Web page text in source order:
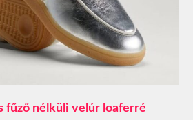
fűző nélküli velúr loaferré